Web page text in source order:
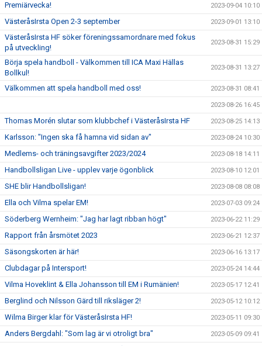
Premiärvecka! 2023-09-04 10:10
VästeråsIrsta Open 2-3 september 2023-09-01 13:10
VästeråsIrsta HF söker föreningssamordnare med fokus
på utveckling!
2023-08-31 15:29
Börja spela handboll - Välkommen till ICA Maxi Hällas
Bollkul!
2023-08-31 13:27
Välkommen att spela handboll med oss! 2023-08-31 08:41
2023-08-26 16:45
Thomas Morén slutar som klubbchef i VästeråsIrsta HF 2023-08-25 14:13
Karlsson: "Ingen ska få hamna vid sidan av" 2023-08-24 10:30
Medlems- och träningsavgifter 2023/2024 2023-08-18 14:11
Handbollsligan Live - upplev varje ögonblick 2023-08-10 12:01
SHE blir Handbollsligan! 2023-08-08 08:08
Ella och Vilma spelar EM! 2023-07-03 09:24
Söderberg Wernheim: "Jag har lagt ribban högt" 2023-06-22 11:29
Rapport från årsmötet 2023 2023-06-21 12:37
Säsongskorten är här! 2023-06-16 13:17
Clubdagar på Intersport! 2023-05-24 14:44
Vilma Hoveklint & Ella Johansson till EM i Rumänien! 2023-05-17 12:41
Berglind och Nilsson Gärd till riksläger 2! 2023-05-12 10:12
Wilma Birger klar för VästeråsIrsta HF! 2023-05-11 09:30
Anders Bergdahl: "Som lag är vi otroligt bra" 2023-05-09 09:41